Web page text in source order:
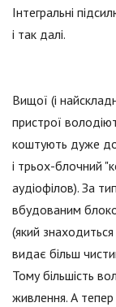
Інтегральні
і так далі.
Вищої (і
пристрої
коштують дуже
і трьох-блочний
аудіофілов). За
вбудованим
(який
видає більш
Тому більшість
живлення. А тепер